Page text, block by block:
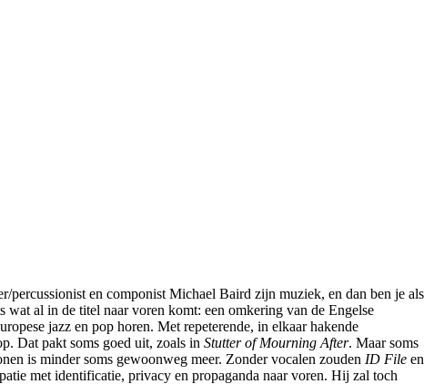
en componist Michael Baird zijn muziek, en dan ben je als
wat al in de titel naar voren komt: een omkering van de Engelse
jazz en pop horen. Met repeterende, in elkaar hakende
Dat pakt soms goed uit, zoals in Stutter of Mourning After. Maar soms
is minder soms gewoonweg meer. Zonder vocalen zouden ID File en
met identificatie, privacy en propaganda naar voren. Hij zal toch